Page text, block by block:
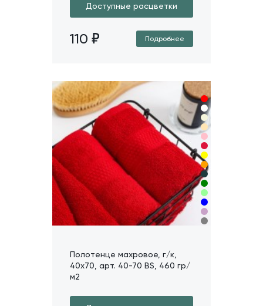
Доступные расцветки
110 Подробнее
Полотенце махровое, г/к,
40х70, арт. 40-70 BS, 460 гр/
м2